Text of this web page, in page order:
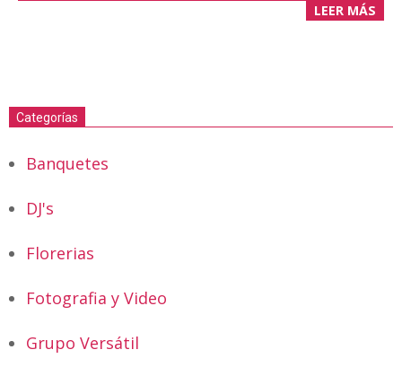
LEER MÁS
Categorías
Banquetes
DJ's
Florerias
Fotografia y Video
Grupo Versátil